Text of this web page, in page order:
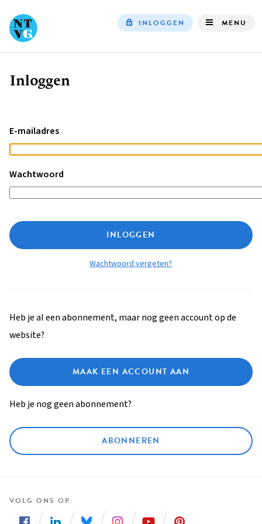
INLOGGEN MENU
Kruimelpad
Inloggen
E-mailadres
Wachtwoord
INLOGGEN
Wachtwoord vergeten?
Heb je al een abonnement, maar nog geen account op de
website?
MAAK EEN ACCOUNT AAN
Heb je nog geen abonnement?
ABONNEREN
VOLG ONS OP